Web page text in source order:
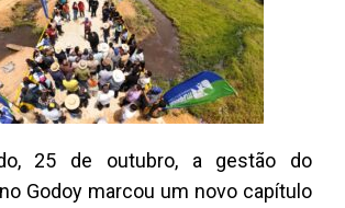
25 de outubro, a gestão do
Godoy marcou um novo capítulo